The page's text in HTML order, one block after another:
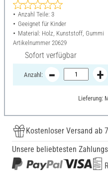
Anzahl Teile: 3
Geeignet für Kinder
Material: Holz, Kunststoff, Gummi
Artikelnummer 20629
Sofort verfügbar
Anzahl:
Lieferung:
Kostenloser Versand ab
Unsere beliebtesten